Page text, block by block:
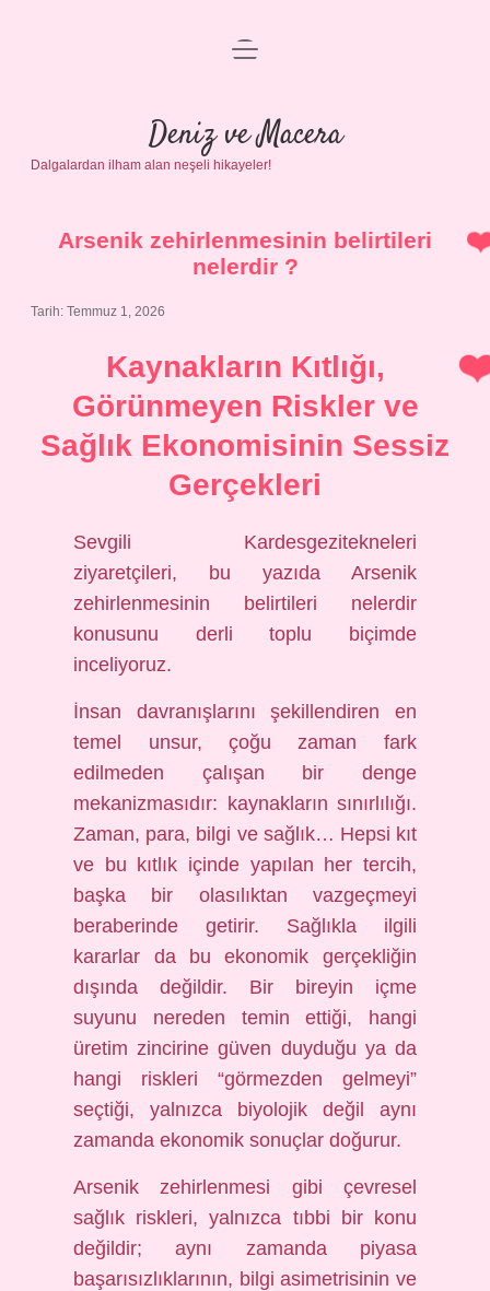
Anasayfa
Gizlilik Politikası
Yasal Uyarı
menüyü
Deniz ve Macera
Dalgalardan ilham alan neşeli hikayeler!
Arsenik zehirlenmesinin belirtileri
nelerdir ?
Tarih: Temmuz 1, 2026
Kaynakların Kıtlığı,
Görünmeyen Riskler ve
Sağlık Ekonomisinin Sessiz
Gerçekleri
Sevgili Kardesgezitekneleri
ziyaretçileri, bu yazıda Arsenik
zehirlenmesinin belirtileri nelerdir
konusunu derli toplu biçimde
inceliyoruz.
İnsan davranışlarını şekillendiren en
temel unsur, çoğu zaman fark
edilmeden çalışan bir denge
mekanizmasıdır: kaynakların sınırlılığı.
Zaman, para, bilgi ve sağlık… Hepsi kıt
ve bu kıtlık içinde yapılan her tercih,
başka bir olasılıktan vazgeçmeyi
beraberinde getirir. Sağlıkla ilgili
kararlar da bu ekonomik gerçekliğin
dışında değildir. Bir bireyin içme
suyunu nereden temin ettiği, hangi
üretim zincirine güven duyduğu ya da
hangi riskleri “görmezden gelmeyi”
seçtiği, yalnızca biyolojik değil aynı
zamanda ekonomik sonuçlar doğurur.
Arsenik zehirlenmesi gibi çevresel
sağlık riskleri, yalnızca tıbbi bir konu
değildir; aynı zamanda piyasa
başarısızlıklarının, bilgi asimetrisinin ve